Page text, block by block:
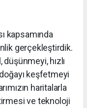
kapsamında
gerçekleştirdik.
hızlı
keşfetmeyi
haritalarla
ve teknoloji